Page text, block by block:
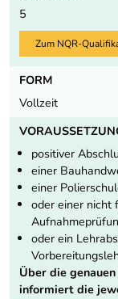
5
Zum NQR-
FORM
Vollzeit
positiver
einer
einer
oder einer nicht
oder ein
Über die
informiert die